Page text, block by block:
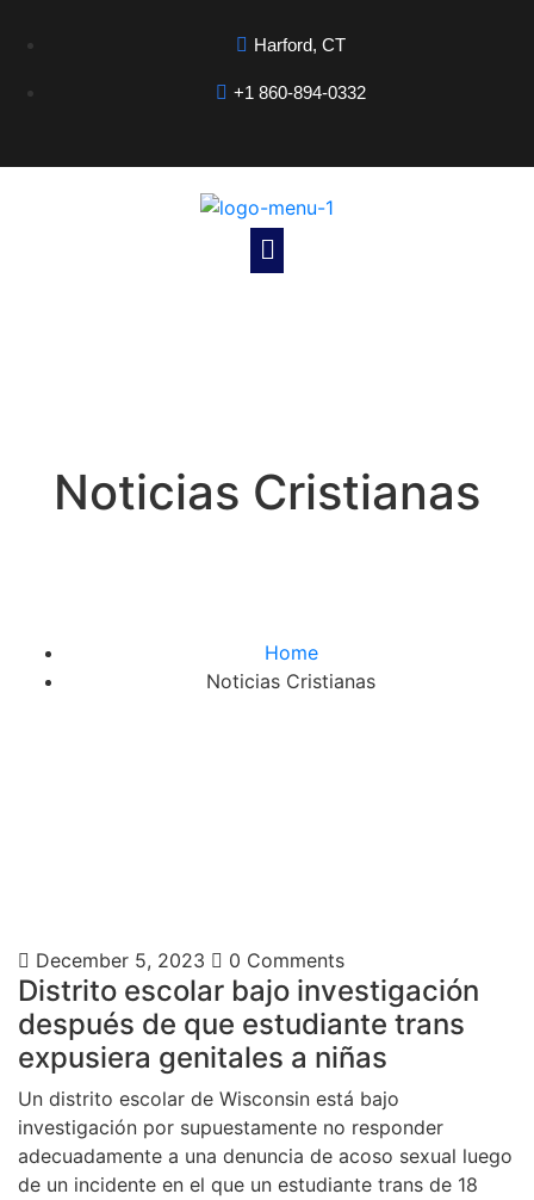
Harford, CT
+1 860-894-0332
Noticias Cristianas
Home
Noticias Cristianas
December 5, 2023 0 Comments
Distrito escolar bajo investigación
después de que estudiante trans
expusiera genitales a niñas
Un distrito escolar de Wisconsin está bajo
investigación por supuestamente no responder
adecuadamente a una denuncia de acoso sexual luego
de un incidente en el que un estudiante trans de 18